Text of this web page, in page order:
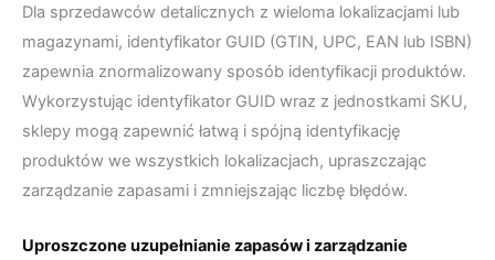
Dla sprzedawców detalicznych z wieloma lokalizacjami lub
magazynami, identyfikator GUID (GTIN, UPC, EAN lub ISBN)
zapewnia znormalizowany sposób identyfikacji produktów.
Wykorzystując identyfikator GUID wraz z jednostkami SKU,
sklepy mogą zapewnić łatwą i spójną identyfikację
produktów we wszystkich lokalizacjach, upraszczając
zarządzanie zapasami i zmniejszając liczbę błędów.
Uproszczone uzupełnianie zapasów i zarządzanie